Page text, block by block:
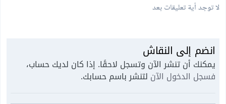
لا توجد أية تعليقات بعد
انضم إلى النقاش
يمكنك أن تنشر الآن وتسجل لاحقًا. إذا كان لديك حساب،
فسجل الدخول الآن لتنشر باسم حسابك.